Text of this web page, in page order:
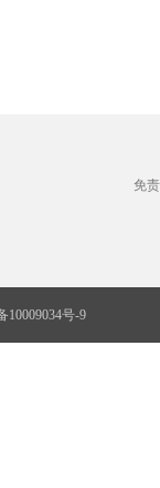
免
10009034号-9